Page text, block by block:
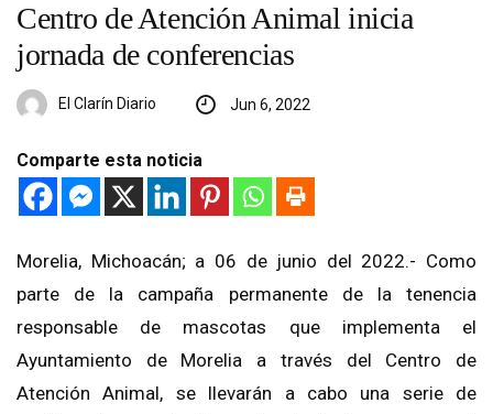
Centro de Atención Animal inicia
jornada de conferencias
El Clarín Diario Jun 6, 2022
Comparte esta noticia
Morelia, Michoacán; a 06 de junio del 2022.- Como
parte de la campaña permanente de la tenencia
responsable de mascotas que implementa el
Ayuntamiento de Morelia a través del Centro de
Atención Animal, se llevarán a cabo una serie de